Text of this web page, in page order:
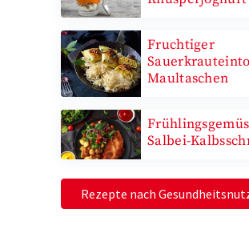
Fruchtiger
Maultaschen
Salbei-
Rezepte nach